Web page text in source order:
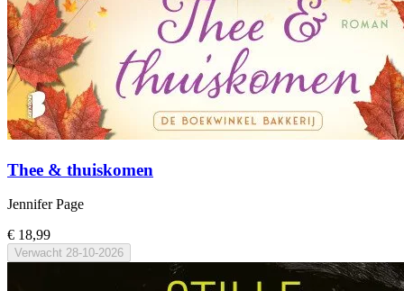
Thee & thuiskomen
Jennifer Page
€ 18,99
Verwacht 28-10-2026